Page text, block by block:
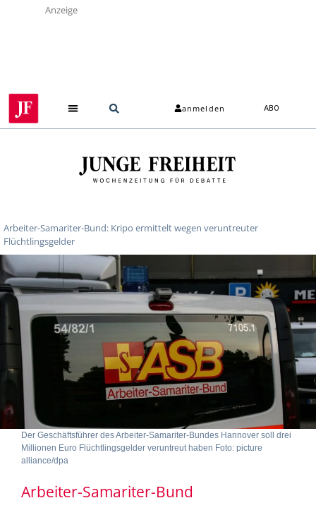
Anzeige
anmelden ABO
Arbeiter-Samariter-Bund: Kripo ermittelt wegen veruntreuter
Flüchtlingsgelder
Der Geschäftsführer des Arbeiter-Samariter-Bundes Hannover soll drei
Millionen Euro Flüchtlingsgelder veruntreut haben Foto: picture
alliance/dpa
Arbeiter-Samariter-Bund